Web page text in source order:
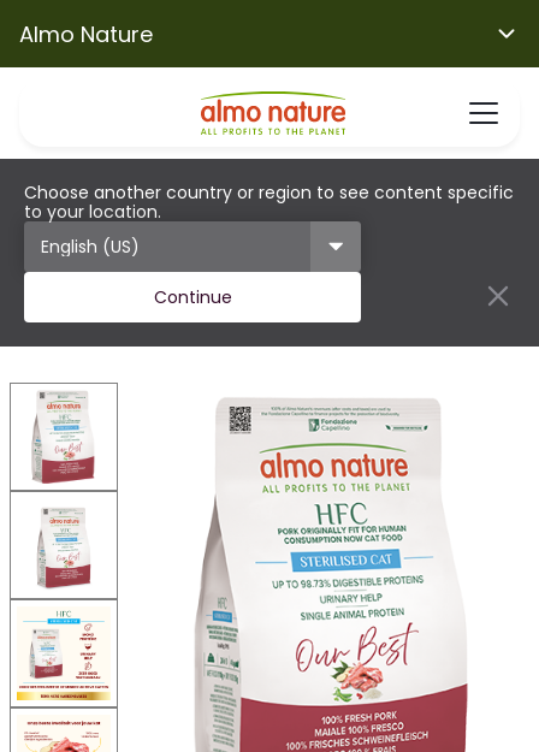
Almo Nature
Choose another country or region to see content specific
to your location.
Continue